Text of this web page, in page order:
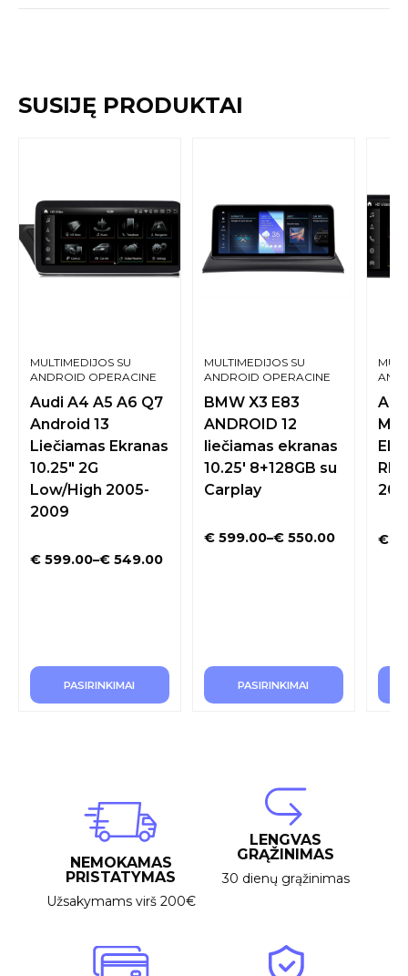
SUSIJĘ PRODUKTAI
MULTIMEDIJOS SU
ANDROID OPERACINE
Audi A4 A5 A6 Q7
Android 13
Liečiamas Ekranas
10.25″ 2G
Low/High 2005-
2009
€ 549.00
–
€ 599.00
PASIRINKIMAI
MULTIMEDIJOS SU
ANDROID OPERACINE
BMW X3 E83
ANDROID 12
liečiamas ekranas
10.25′ 8+128GB su
Carplay
€550.00
–
€599.00
PASIRINKIMAI
€
NEMOKAMAS
PRISTATYMAS
Užsakymams virš 200€
LENGVAS
GRĄŽINIMAS
30 dienų grąžinimas